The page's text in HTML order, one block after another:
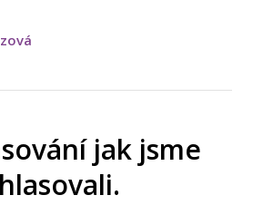
jak jsme
hlasovali.